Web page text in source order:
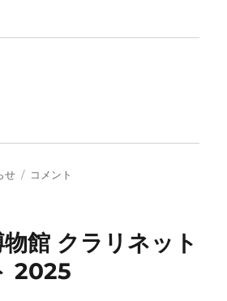
せ
明
て
め
コメント
館 クラリネット
2025